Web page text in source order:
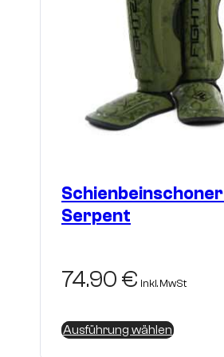
werden
Serpent
74.90 € inkl. MwSt
Ausführung wählenDieses